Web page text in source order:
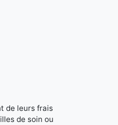
de leurs frais
de soin ou